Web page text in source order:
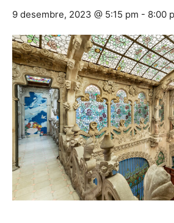
9 desembre, 2023 @ 5:15 pm - 8:00